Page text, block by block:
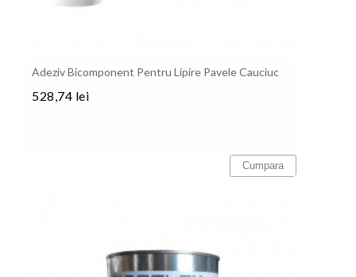
Adeziv Bicomponent Pentru Lipire Pavele Cauciuc
528,74 lei
Cumpara